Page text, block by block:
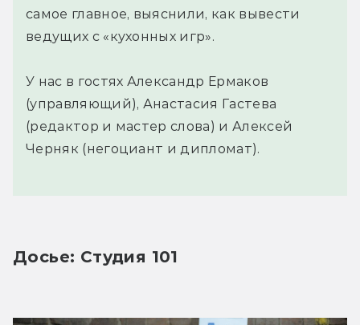
самое главное, выяснили, как вывести
ведущих с «кухонных игр».
У нас в гостях Александр Ермаков
(управляющий), Анастасия Гастева
(редактор и мастер слова) и Алексей
Черняк (негоциант и дипломат).
Досье: Студия 101